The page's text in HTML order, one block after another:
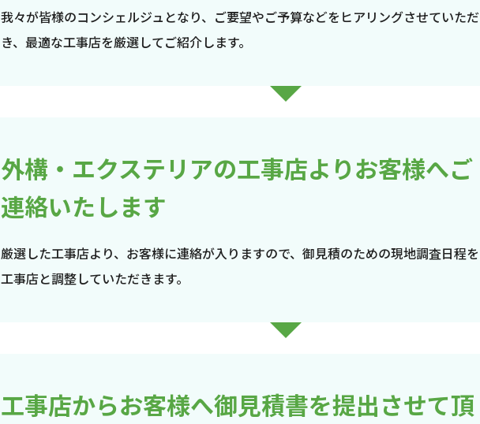
我々が皆様のコンシェルジュとなり、ご要望やご予算などをヒアリングさせていただ
き、最適な工事店を厳選してご紹介します。
外構・エクステリアの工事店よりお客様へご
連絡いたします
厳選した工事店より、お客様に連絡が入りますので、御見積のための現地調査日程を
工事店と調整していただきます。
工事店からお客様へ御見積書を提出させて頂